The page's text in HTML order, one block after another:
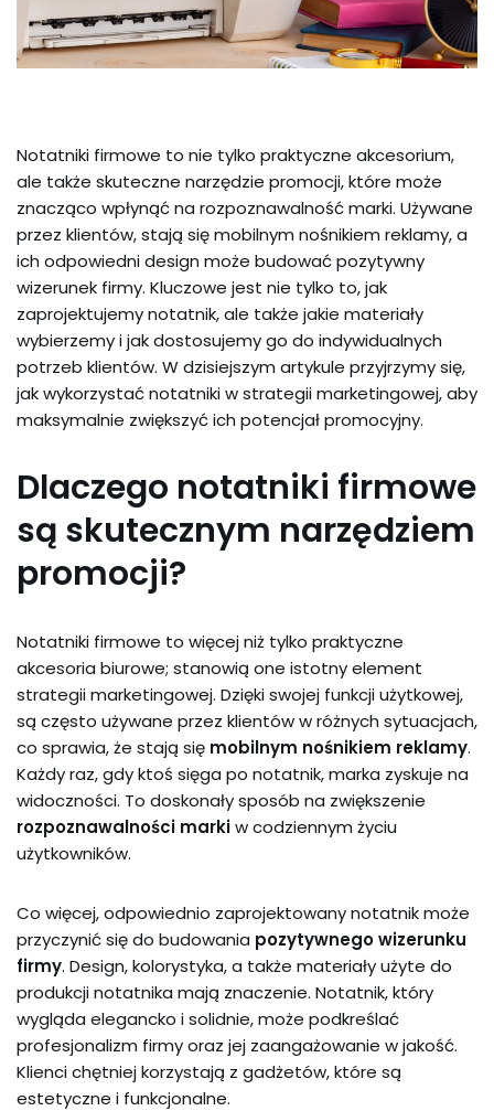
Notatniki firmowe to nie tylko praktyczne akcesorium,
ale także skuteczne narzędzie promocji, które może
znacząco wpłynąć na rozpoznawalność marki. Używane
przez klientów, stają się mobilnym nośnikiem reklamy, a
ich odpowiedni design może budować pozytywny
wizerunek firmy. Kluczowe jest nie tylko to, jak
zaprojektujemy notatnik, ale także jakie materiały
wybierzemy i jak dostosujemy go do indywidualnych
potrzeb klientów. W dzisiejszym artykule przyjrzymy się,
jak wykorzystać notatniki w strategii marketingowej, aby
maksymalnie zwiększyć ich potencjał promocyjny.
Dlaczego notatniki firmowe
są skutecznym narzędziem
promocji?
Notatniki firmowe to więcej niż tylko praktyczne
akcesoria biurowe; stanowią one istotny element
strategii marketingowej. Dzięki swojej funkcji użytkowej,
są często używane przez klientów w różnych sytuacjach,
co sprawia, że stają się mobilnym nośnikiem reklamy.
Każdy raz, gdy ktoś sięga po notatnik, marka zyskuje na
widoczności. To doskonały sposób na zwiększenie
rozpoznawalności markiw codziennym życiu
użytkowników.
Co więcej, odpowiednio zaprojektowany notatnik może
przyczynić się do budowania pozytywnego wizerunku
firmy. Design, kolorystyka, a także materiały użyte do
produkcji notatnika mają znaczenie. Notatnik, który
wygląda elegancko i solidnie, może podkreślać
profesjonalizm firmy oraz jej zaangażowanie w jakość.
Klienci chętniej korzystają z gadżetów, które są
estetyczne i funkcjonalne.